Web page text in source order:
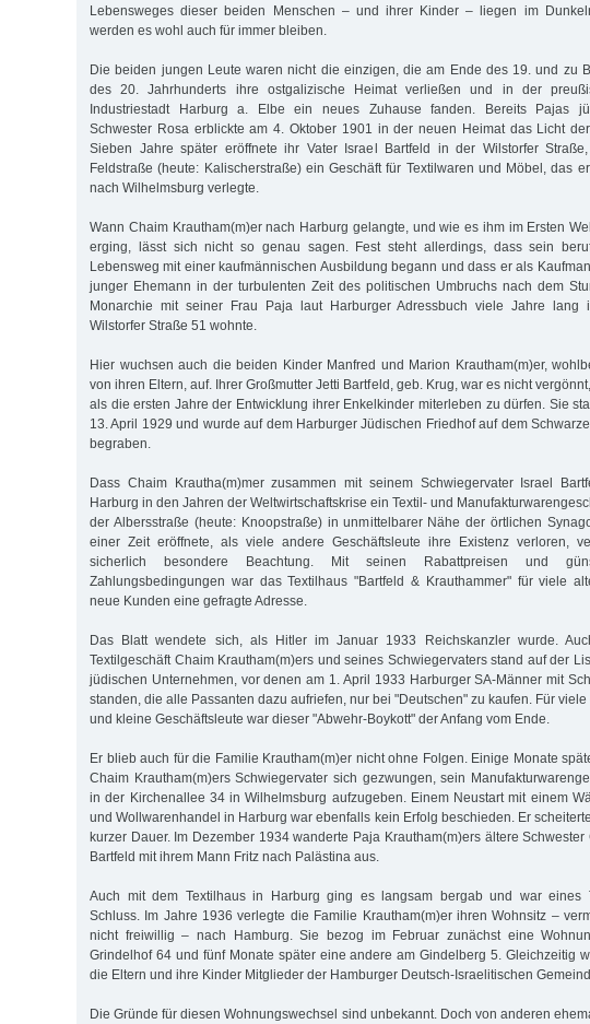
Lebensweges dieser beiden Menschen – und ihrer Kinder – liegen im
werden es wohl auch für immer bleiben.
Die beiden jungen Leute waren nicht die einzigen, die am Ende des 19. und zu
des 20. Jahrhunderts ihre ostgalizische Heimat verließen und in der
Industriestadt Harburg a. Elbe ein neues Zuhause fanden. Bereits Pajas
Schwester Rosa erblickte am 4. Oktober 1901 in der neuen Heimat das Licht der
Sieben Jahre später eröffnete ihr Vater Israel Bartfeld in der Wilstorfer
Feldstraße (heute: Kalischerstraße) ein Geschäft für Textilwaren und Möbel, das
nach Wilhelmsburg verlegte.
Wann Chaim Krautham(m)er nach Harburg gelangte, und wie es ihm im Ersten
erging, lässt sich nicht so genau sagen. Fest steht allerdings, dass sein
Lebensweg mit einer kaufmännischen Ausbildung begann und dass er als
junger Ehemann in der turbulenten Zeit des politischen Umbruchs nach dem
Monarchie mit seiner Frau Paja laut Harburger Adressbuch viele Jahre lang
Wilstorfer Straße 51 wohnte.
Hier wuchsen auch die beiden Kinder Manfred und Marion Krautham(m)er,
von ihren Eltern, auf. Ihrer Großmutter Jetti Bartfeld, geb. Krug, war es nicht
als die ersten Jahre der Entwicklung ihrer Enkelkinder miterleben zu dürfen. Sie
13. April 1929 und wurde auf dem Harburger Jüdischen Friedhof auf dem
begraben.
Dass Chaim Krautha(m)mer zusammen mit seinem Schwiegervater Israel
Harburg in den Jahren der Weltwirtschaftskrise ein Textil- und
der Albersstraße (heute: Knoopstraße) in unmittelbarer Nähe der örtlichen
einer Zeit eröffnete, als viele andere Geschäftsleute ihre Existenz verloren,
sicherlich besondere Beachtung. Mit seinen Rabattpreisen und
Zahlungsbedingungen war das Textilhaus "Bartfeld & Krauthammer" für viele
neue Kunden eine gefragte Adresse.
Das Blatt wendete sich, als Hitler im Januar 1933 Reichskanzler wurde.
Textilgeschäft Chaim Krautham(m)ers und seines Schwiegervaters stand auf der
jüdischen Unternehmen, vor denen am 1. April 1933 Harburger SA-Männer mit
standen, die alle Passanten dazu aufriefen, nur bei "Deutschen" zu kaufen. Für viele
und kleine Geschäftsleute war dieser "Abwehr-Boykott" der Anfang vom Ende.
Er blieb auch für die Familie Krautham(m)er nicht ohne Folgen. Einige Monate
Chaim Krautham(m)ers Schwiegervater sich gezwungen, sein
in der Kirchenallee 34 in Wilhelmsburg aufzugeben. Einem Neustart mit einem
und Wollwarenhandel in Harburg war ebenfalls kein Erfolg beschieden. Er
kurzer Dauer. Im Dezember 1934 wanderte Paja Krautham(m)ers ältere Schwester
Bartfeld mit ihrem Mann Fritz nach Palästina aus.
Auch mit dem Textilhaus in Harburg ging es langsam bergab und war eines
Schluss. Im Jahre 1936 verlegte die Familie Krautham(m)er ihren Wohnsitz –
nicht freiwillig – nach Hamburg. Sie bezog im Februar zunächst eine
Grindelhof 64 und fünf Monate später eine andere am Gindelberg 5. Gleichzeitig
die Eltern und ihre Kinder Mitglieder der Hamburger Deutsch-Israelitischen
Die Gründe für diesen Wohnungswechsel sind unbekannt. Doch von anderen